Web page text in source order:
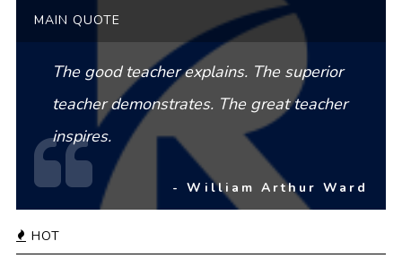
MAIN QUOTE
The good teacher explains. The superior
teacher demonstrates. The great teacher
inspires.
- William Arthur Ward
HOT